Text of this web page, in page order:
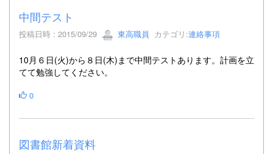
中間テスト
投稿日時 : 2015/09/29 東高職員 カテゴリ:連絡事項
10月６日(火)から８日(木)まで中間テストあります。計画を立
てて勉強してください。
0
図書館新着資料